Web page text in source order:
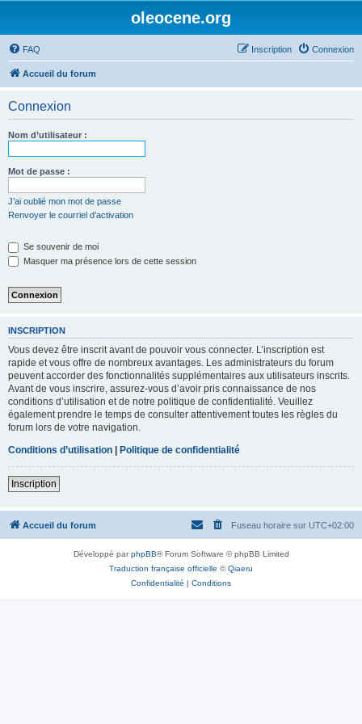
oleocene.org
FAQ Connexion
Inscription
Accueil du forum
Connexion
Nom d’utilisateur :
Mot de passe :
J’ai oublié mon mot de passe
Renvoyer le courriel d’activation
Se souvenir de moi
Masquer ma présence lors de cette session
INSCRIPTION
Vous devez être inscrit avant de pouvoir vous connecter. L’inscription est
rapide et vous offre de nombreux avantages. Les administrateurs du forum
peuvent accorder des fonctionnalités supplémentaires aux utilisateurs inscrits.
Avant de vous inscrire, assurez-vous d’avoir pris connaissance de nos
conditions d’utilisation et de notre politique de confidentialité. Veuillez
également prendre le temps de consulter attentivement toutes les règles du
forum lors de votre navigation.
Conditions d’utilisation | Politique de confidentialité
Inscription
Accueil du forum Fuseau horaire sur UTC+02:00
Développé parphpBB® Forum Software © phpBB Limited
Traduction française officielle ©Qiaeru
Confidentialité | Conditions